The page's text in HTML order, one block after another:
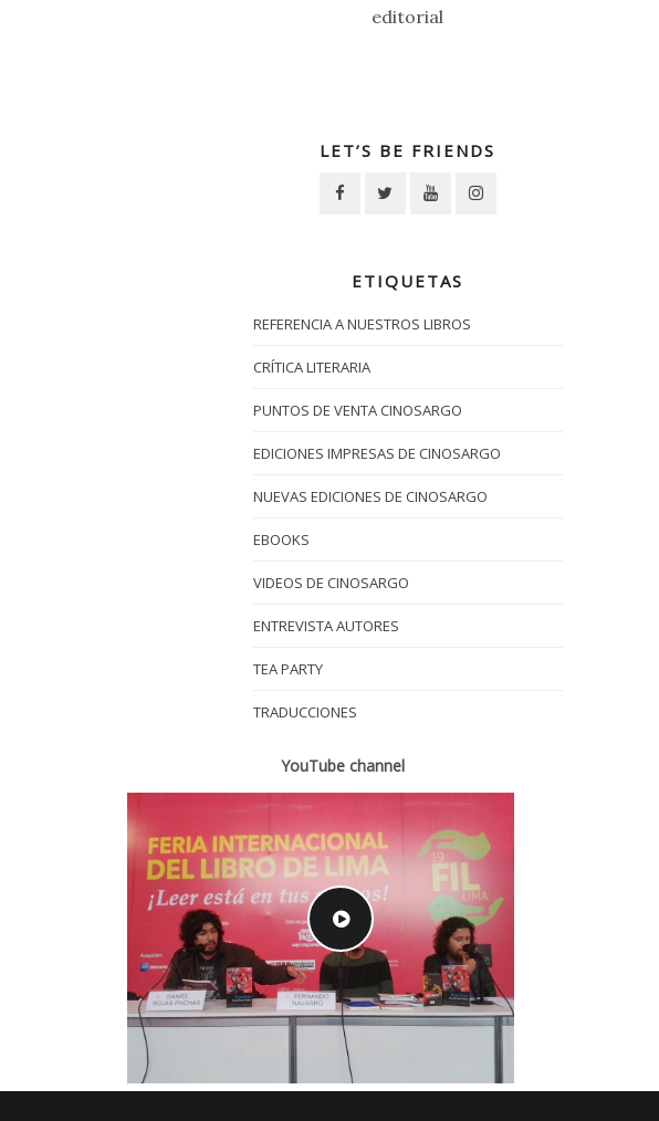
editorial
LET’S BE FRIENDS
ETIQUETAS
REFERENCIA A NUESTROS LIBROS
CRÍTICA LITERARIA
PUNTOS DE VENTA CINOSARGO
EDICIONES IMPRESAS DE CINOSARGO
NUEVAS EDICIONES DE CINOSARGO
EBOOKS
VIDEOS DE CINOSARGO
ENTREVISTA AUTORES
TEA PARTY
TRADUCCIONES
YouTube channel